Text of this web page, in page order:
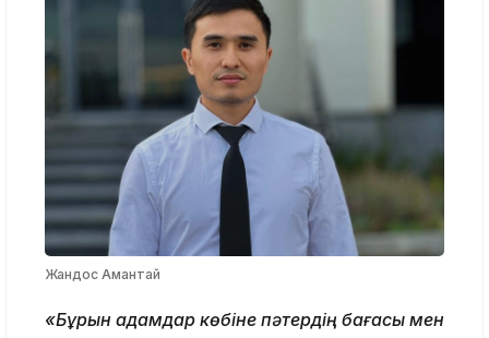
Жандос Амантай
«Бұрын адамдар көбіне пәтердің бағасы мен